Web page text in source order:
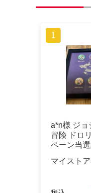
a*n様 ジョ
冒険 ドロ
ペーン当
マイストア